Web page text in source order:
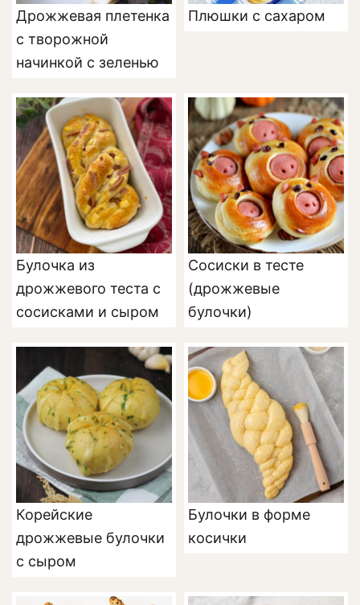
Дрожжевая плетенка
с творожной
начинкой с зеленью
Плюшки с сахаром
Булочка из
дрожжевого теста с
сосисками и сыром
Сосиски в тесте
(дрожжевые
булочки)
Корейские
дрожжевые булочки
с сыром
Булочки в форме
косички